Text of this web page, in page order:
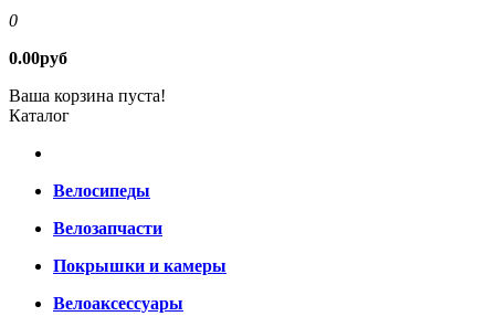
0
0.00руб
Ваша корзина пуста!
Каталог
Велосипеды
Велозапчасти
Покрышки и камеры
Велоаксессуары